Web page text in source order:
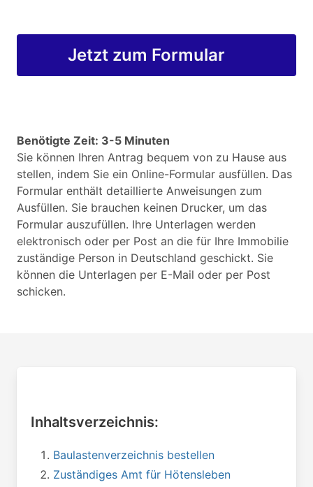
Jetzt zum Formular
Benötigte Zeit: 3-5 Minuten
Sie können Ihren Antrag bequem von zu Hause aus
stellen, indem Sie ein Online-Formular ausfüllen. Das
Formular enthält detaillierte Anweisungen zum
Ausfüllen. Sie brauchen keinen Drucker, um das
Formular auszufüllen. Ihre Unterlagen werden
elektronisch oder per Post an die für Ihre Immobilie
zuständige Person in Deutschland geschickt. Sie
können die Unterlagen per E-Mail oder per Post
schicken.
Inhaltsverzeichnis:
Baulastenverzeichnis bestellen
Zuständiges Amt für Hötensleben